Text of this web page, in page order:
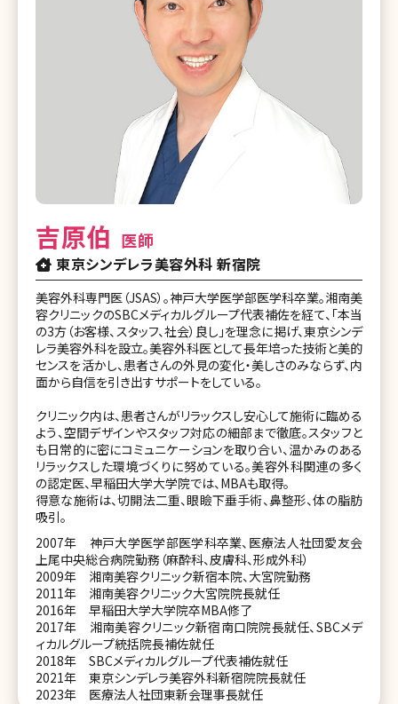
吉原伯 医師
東京シンデレラ美容外科 新宿院
美容外科専門医（JSAS）。神戸大学医学部医学科卒業。湘南美
容クリニックのSBCメディカルグループ代表補佐を経て、「本当
の3方（お客様、スタッフ、社会）良し」を理念に掲げ、東京シンデ
レラ美容外科を設立。美容外科医として長年培った技術と美的
センスを活かし、患者さんの外見の変化・美しさのみならず、内
面から自信を引き出すサポートをしている。
クリニック内は、患者さんがリラックスし安心して施術に臨める
よう、空間デザインやスタッフ対応の細部まで徹底。スタッフと
も日常的に密にコミュニケーションを取り合い、温かみのある
リラックスした環境づくりに努めている。美容外科関連の多く
の認定医、早稲田大学大学院では、MBAも取得。
得意な施術は、切開法二重、眼瞼下垂手術、鼻整形、体の脂肪
吸引。
2007年 神戸大学医学部医学科卒業、医療法人社団愛友会
上尾中央総合病院勤務（麻酔科、皮膚科、形成外科）
2009年 湘南美容クリニック新宿本院、大宮院勤務
2011年 湘南美容クリニック大宮院院長就任
2016年 早稲田大学大学院卒MBA修了
2017年 湘南美容クリニック新宿南口院院長就任、SBCメデ
ィカルグループ統括院長補佐就任
2018年 SBCメディカルグループ代表補佐就任
2021年 東京シンデレラ美容外科新宿院院長就任
2023年 医療法人社団東新会理事長就任